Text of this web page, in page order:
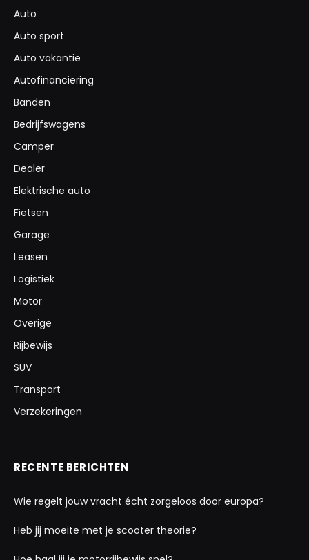
Auto
Auto sport
Auto vakantie
Autofinanciering
Banden
Bedrijfswagens
Camper
Dealer
Elektrische auto
Fietsen
Garage
Leasen
Logistiek
Motor
Overige
Rijbewijs
SUV
Transport
Verzekeringen
RECENTE BERICHTEN
Wie regelt jouw vracht écht zorgeloos door europa?
Heb jij moeite met je scooter theorie?